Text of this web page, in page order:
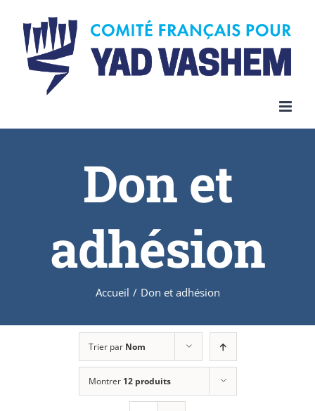
content
Don et
adhésion
Accueil / Don et adhésion
Trier par Nom
Montrer 12 produits